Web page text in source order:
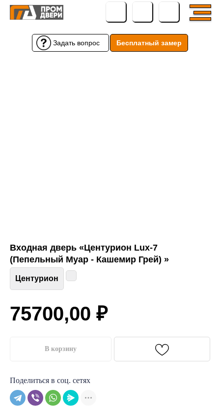
Задать вопрос Бесплатный замер
Задать вопрос
Входная дверь «Центурион Lux-7
(Пепельный Муар - Кашемир Грей) »
Центурион
75700,00 ₽
В корзину
Поделиться в соц. сетях